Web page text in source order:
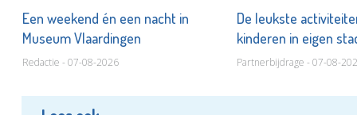
Een weekend én een nacht in
Museum Vlaardingen
Redactie - 07-08-2026
De leukste
kinderen in eigen
Partnerbijdrage - 07-08-